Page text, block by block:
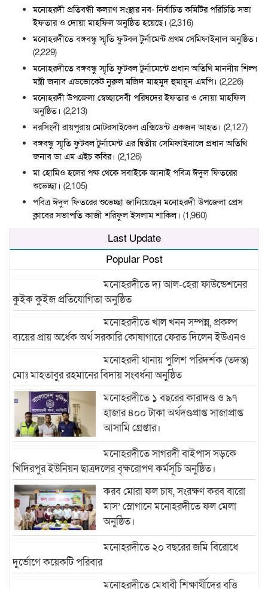
মনোহরদী প্রতিবন্ধী কল্যাণ সংস্থার নব- নির্বাচিত কমিটির পরিচিতি সভা
ইফতার ও দোয়া মাহফিল অনুষ্ঠিত হয়েছে। (2,316)
মনোহরদীতে বঙ্গবন্ধু স্মৃতি ফুটবল টুর্নামেন্ট প্রথম সেমিফাইনাল অনুষ্ঠিত।
(2,229)
মনোহরদীতে বঙ্গবন্ধু স্মৃতি ফুটবল টুর্নামেন্টে প্রধান অতিথি মাননীয় শিল্প
মন্ত্রী জনাব এডভোকেট নুরুল মজিদ মাহমুদ হুমায়ূন এমপি। (2,226)
মনোহরদী উপজেলা স্বেচ্ছাসেবী পরিষদের ইফতার ও দোয়া মাহফিল
অনুষ্ঠিত। (2,213)
নরসিংদী রায়পুরায় মোটরসাইকেল এক্সিডেন্ট একজন আহত। (2,127)
বঙ্গবন্ধু স্মৃতি ফুটবল টুর্নামেন্ট এর দ্বিতীয় সেমিফাইনালে প্রধান অতিথি
জনাব ডা এম এইচ কবির। (2,126)
মা হোমিও হলের পক্ষ থেকে সবাইকে জানাই পবিত্র ঈদুল ফিতরের
শুভেচ্ছা। (2,105)
পবিত্র ঈদুল ফিতরের শুভেচ্ছা জানিয়েছেন মনোহরদী উপজেলা প্রেস
ক্লাবের সভাপতি কাজী শরিফুল ইসলাম শাকিল। (1,960)
Last Update
Popular Post
মনোহরদীতে দ্য আল-হেরা ফাউন্ডেশনের
কুইক কুইজ প্রতিযোগিতা অনুষ্ঠিত
মনোহরদীতে খাল খনন সম্পন্ন, প্রকল্প
ব্যয়ের প্রায় অর্ধেক অর্থ সরকারি কোষাগারে ফেরত দিলেন ইউএনও
মনোহরদী থানায় পুলিশ পরিদর্শক (তদন্ত)
মোঃ মাহতাবুর রহমানের বিদায় সংবর্ধনা অনুষ্ঠিত
মনোহরদীতে ১ বছরের কারাদণ্ড ও ৯৭
হাজার ৪০০ টাকা অর্থদণ্ডপ্রাপ্ত সাজাপ্রাপ্ত
আসামি গ্রেপ্তার।
মনোহরদীতে সাগরদী বাইপাস সড়কে
খিদিরপুর ইউনিয়ন ছাত্রদলের বৃক্ষরোপণ কর্মসূচি অনুষ্ঠিত।
করব মোরা ফল চাষ, সংরক্ষণ করব বারো
মাস’ স্লোগানে মনোহরদীতে ফল মেলা
অনুষ্ঠিত।
মনোহরদীতে ২০ বছরের জমি বিরোধে
দুর্ভোগে কয়েকটি পরিবার
মনোহরদীতে মেধাবী শিক্ষার্থীদের বৃত্তি